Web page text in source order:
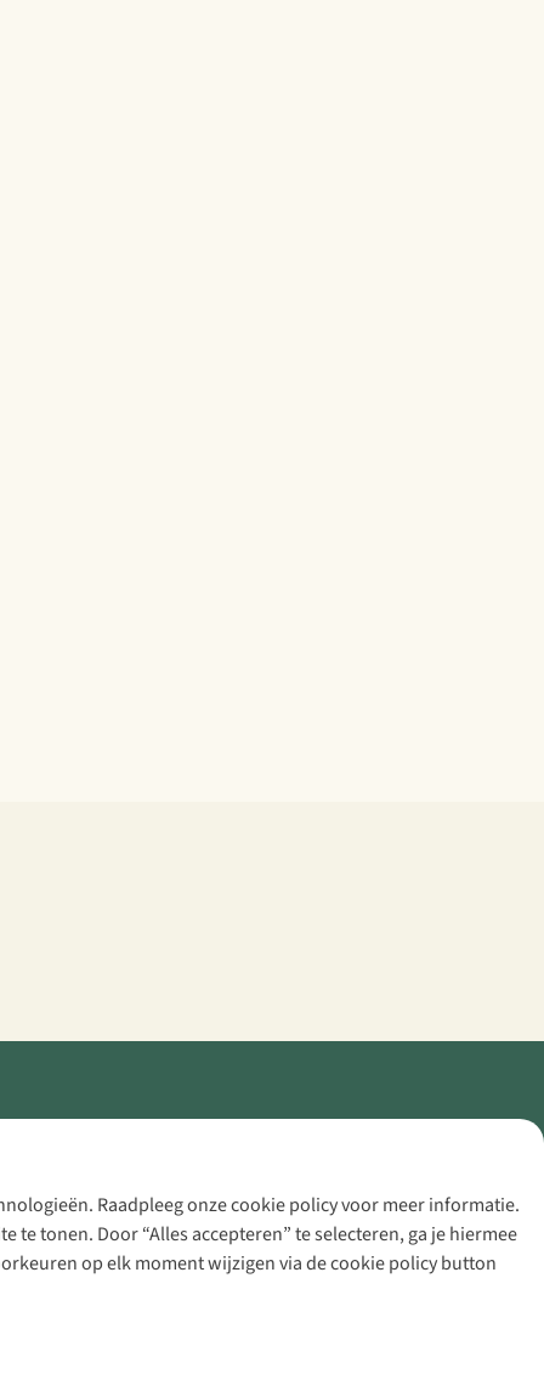
Raadpleeg onze cookie policy voor meer informatie.
tonen. Door “Alles accepteren” te selecteren, ga je hiermee
op elk moment wijzigen via de cookie policy button